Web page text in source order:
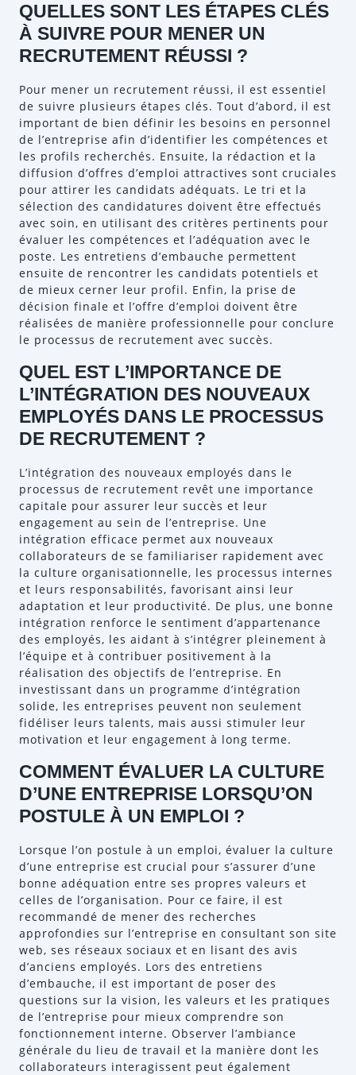
QUELLES SONT LES ÉTAPES CLÉS
À SUIVRE POUR MENER UN
RECRUTEMENT RÉUSSI ?
Pour mener un recrutement réussi, il est essentiel
de suivre plusieurs étapes clés. Tout d’abord, il est
important de bien définir les besoins en personnel
de l’entreprise afin d’identifier les compétences et
les profils recherchés. Ensuite, la rédaction et la
diffusion d’offres d’emploi attractives sont cruciales
pour attirer les candidats adéquats. Le tri et la
sélection des candidatures doivent être effectués
avec soin, en utilisant des critères pertinents pour
évaluer les compétences et l’adéquation avec le
poste. Les entretiens d’embauche permettent
ensuite de rencontrer les candidats potentiels et
de mieux cerner leur profil. Enfin, la prise de
décision finale et l’offre d’emploi doivent être
réalisées de manière professionnelle pour conclure
le processus de recrutement avec succès.
QUEL EST L’IMPORTANCE DE
L’INTÉGRATION DES NOUVEAUX
EMPLOYÉS DANS LE PROCESSUS
DE RECRUTEMENT ?
L’intégration des nouveaux employés dans le
processus de recrutement revêt une importance
capitale pour assurer leur succès et leur
engagement au sein de l’entreprise. Une
intégration efficace permet aux nouveaux
collaborateurs de se familiariser rapidement avec
la culture organisationnelle, les processus internes
et leurs responsabilités, favorisant ainsi leur
adaptation et leur productivité. De plus, une bonne
intégration renforce le sentiment d’appartenance
des employés, les aidant à s’intégrer pleinement à
l’équipe et à contribuer positivement à la
réalisation des objectifs de l’entreprise. En
investissant dans un programme d’intégration
solide, les entreprises peuvent non seulement
fidéliser leurs talents, mais aussi stimuler leur
motivation et leur engagement à long terme.
COMMENT ÉVALUER LA CULTURE
D’UNE ENTREPRISE LORSQU’ON
POSTULE À UN EMPLOI ?
Lorsque l’on postule à un emploi, évaluer la culture
d’une entreprise est crucial pour s’assurer d’une
bonne adéquation entre ses propres valeurs et
celles de l’organisation. Pour ce faire, il est
recommandé de mener des recherches
approfondies sur l’entreprise en consultant son site
web, ses réseaux sociaux et en lisant des avis
d’anciens employés. Lors des entretiens
d’embauche, il est important de poser des
questions sur la vision, les valeurs et les pratiques
de l’entreprise pour mieux comprendre son
fonctionnement interne. Observer l’ambiance
générale du lieu de travail et la manière dont les
collaborateurs interagissent peut également